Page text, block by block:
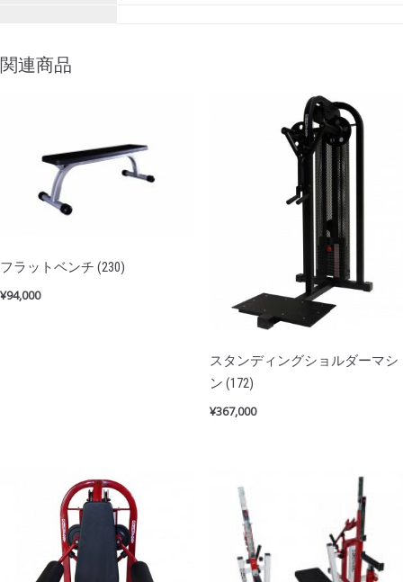
関連商品
フラットベンチ (230)
¥94,000
スタンディングショルダーマシ
ン (172)
¥367,000